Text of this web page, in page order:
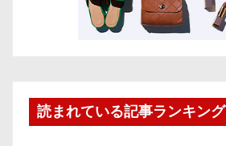
読まれている記事ランキング